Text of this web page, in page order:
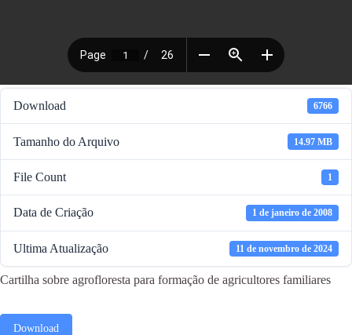
Download 6766
Tamanho do Arquivo 14.97 MB
File Count 1
Data de Criação 1 de janeiro de 2008
Ultima Atualização 11 de novembro de 2024
Cartilha sobre agrofloresta para formação de agricultores familiares
Download